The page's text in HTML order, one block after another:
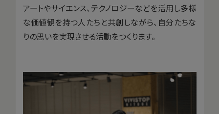
アートやサイエンス、テクノロジーなどを活用し多様
な価値観を持つ人たちと共創しながら、自分たちな
りの思いを実現させる活動をつくります。